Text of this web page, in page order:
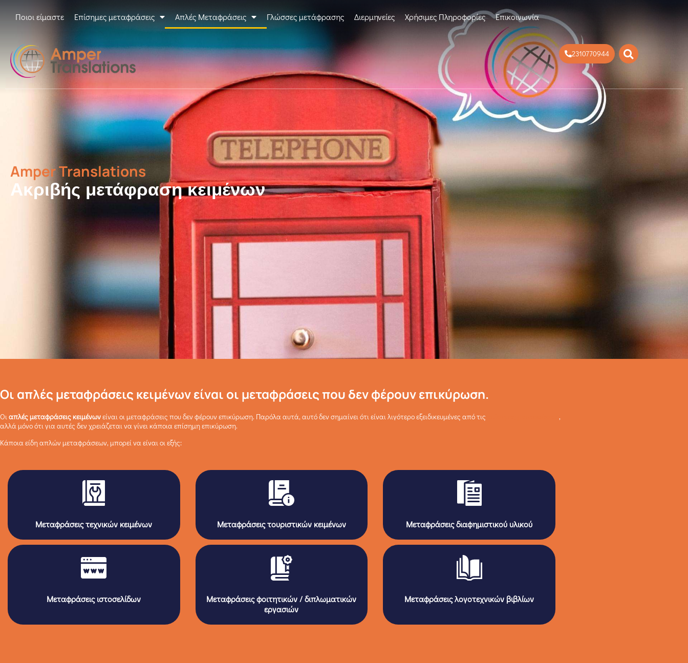
Ποιοι είμαστε Επίσημες μεταφράσεις Απλές Μεταφράσεις Γλώσσες μετάφρασης Διερμηνείες Χρήσιμες Πληροφορίες Επικοινωνία
2310770944
Amper Translations
Ακριβής μετάφραση κειμένων
Οι απλές μεταφράσεις κειμένων είναι οι μεταφράσεις που δεν φέρουν επικύρωση.
Οιαπλές μεταφράσεις κειμένωνείναι οι μεταφράσεις που δεν φέρουν επικύρωση. Παρόλα αυτά, αυτό δεν σημαίνει ότι είναι λιγότερο εξειδικευμένες από τις
,
αλλά μόνο ότι για αυτές δεν χρειάζεται να γίνει κάποια επίσημη επικύρωση.
Κάποια είδη απλών μεταφράσεων, μπορεί να είναι οι εξής:
Μεταφράσεις τεχνικών κειμένων Μεταφράσεις τουριστικών κειμένων Μεταφράσεις διαφημιστικού υλικού
Μεταφράσεις ιστοσελίδων
Μεταφράσεις φοιτητικών / διπλωματικών
εργασιών
Μεταφράσεις λογοτεχνικών βιβλίων